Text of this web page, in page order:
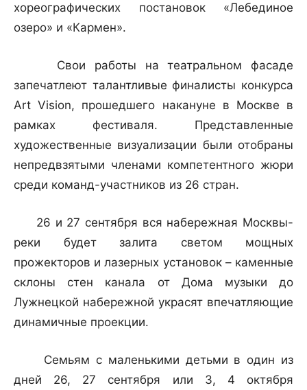
хореографических постановок «Лебединое
озеро» и «Кармен».
Свои работы на театральном фасаде
запечатлеют талантливые финалисты конкурса
Art Vision, прошедшего накануне в Москве в
рамках фестиваля. Представленные
художественные визуализации были отобраны
непредвзятыми членами компетентного жюри
среди команд-участников из 26 стран.
26 и 27 сентября вся набережная Москвы-
реки будет залита светом мощных
прожекторов и лазерных установок – каменные
склоны стен канала от Дома музыки до
Лужнецкой набережной украсят впечатляющие
динамичные проекции.
Семьям с маленькими детьми в один из
дней 26, 27 сентября или 3, 4 октября